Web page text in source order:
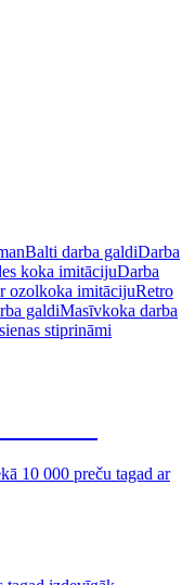
Balti darba galdiDarba
koka imitācijuDarba
ozolkoka imitācijuRetro
galdiMasīvkoka darba
stiprināmi
10 000 preču tagad ar